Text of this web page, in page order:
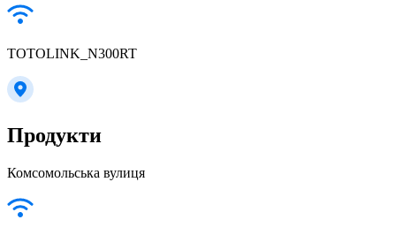
TOTOLINK_N300RT
Продукти
Комсомольська вулиця